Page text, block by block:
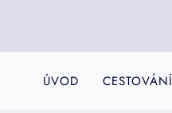
ÚVOD CESTOVÁNÍ